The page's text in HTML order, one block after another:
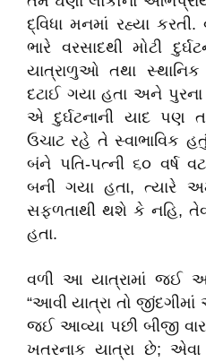
દ્વિધા મનમાં રહ્યા કરતી.
ભારે વરસાદથી મોટી
યાત્રાળુઓ તથા
દટાઈ ગયા હતા અને પુરના
એ દુર્ઘટનાની યાદ પણ
ઉચાટ રહે તે સ્વાભાવિક
બંને પતિ-પત્ની ૬૦ વર્ષ
બની ગયા હતા, ત્યારે
સફળતાથી થશે કે નહિ,
હતા.
વળી આ યાત્રામાં જઈ
“આવી યાત્રા તો
જઈ આવ્યા પછી બીજી
ખતરનાક યાત્રા છે;